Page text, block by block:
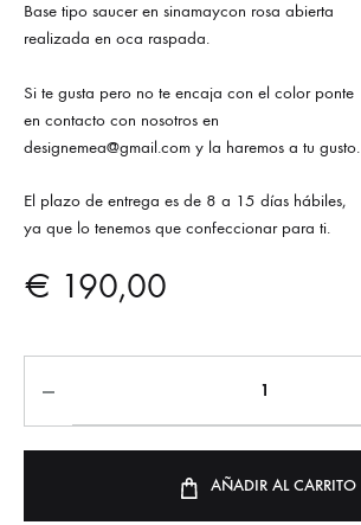
Base tipo saucer en sinamaycon rosa abierta
realizada en oca raspada.
Si te gusta pero no te encaja con el color ponte
en contacto con nosotros en
designemea@gmail.com y la haremos a tu gusto.
El plazo de entrega es de 8 a 15 días hábiles,
ya que lo tenemos que confeccionar para ti.
€ 190,00
AÑADIR AL CARRITO